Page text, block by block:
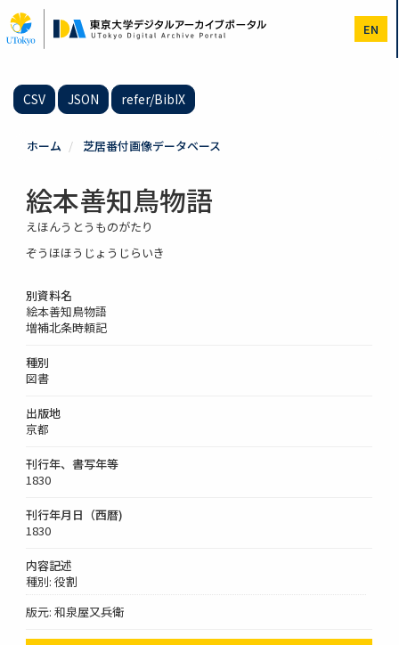
イ
ン
EN
CSV JSON refer/BibIX
ホーム 芝居番付画像データベース
絵本善知鳥物語
えほんうとうものがたり
ぞうほほうじょうじらいき
別資料名
絵本善知鳥物語
増補北条時頼記
種別
図書
出版地
京都
刊行年、書写年等
1830
刊行年月日（西暦)
1830
内容記述
種別: 役割
版元: 和泉屋又兵衛